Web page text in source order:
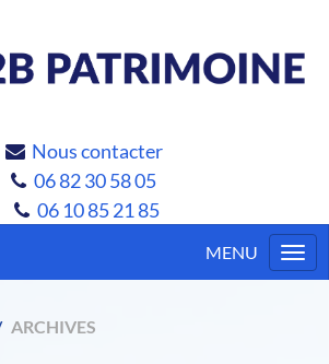
Nous contacter
06 82 30 58 05
06 10 85 21 85
ARCHIVES